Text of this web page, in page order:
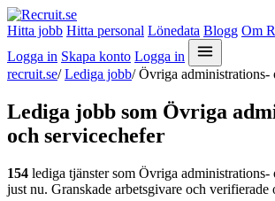
Hitta jobb Hitta personal Lönedata Blogg Om
Logga in Skapa konto Logga in
recruit.se/ Lediga jobb/ Övriga administrations-
Lediga jobb som Övriga
och servicechefer
154 lediga tjänster som Övriga administrations-
just nu. Granskade arbetsgivare och verifierade